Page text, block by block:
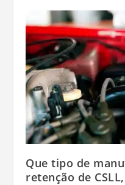
Que tipo de
retenção de